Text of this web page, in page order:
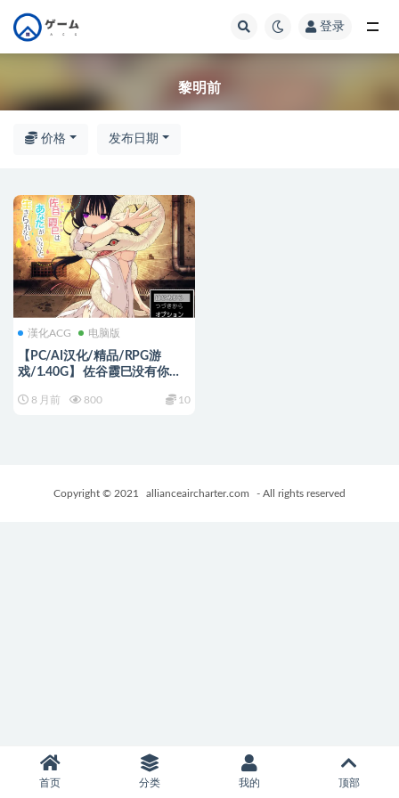
登录
黎明前
价格 发布日期
漢化ACG 电脑版
【PC/AI汉化/精品/RPG游
戏/1.40G】 佐谷霞巳没有你就
回想存档+精品RPG游戏+1.40G
8 月前 800 10
Copyright © 2021 allianceaircharter.com - All rights reserved
首页 分类 我的 顶部